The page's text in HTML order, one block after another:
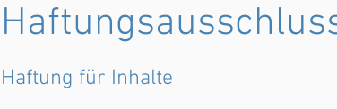
Haftung für Inhalte